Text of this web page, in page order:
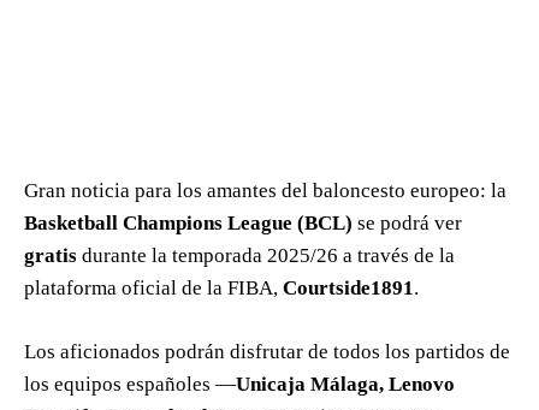
Gran noticia para los amantes del baloncesto europeo: la
Basketball Champions League (BCL) se podrá ver
gratis durante la temporada 2025/26 a través de la
plataforma oficial de la FIBA, Courtside1891.
Los aficionados podrán disfrutar de todos los partidos de
los equipos españoles —Unicaja Málaga, Lenovo